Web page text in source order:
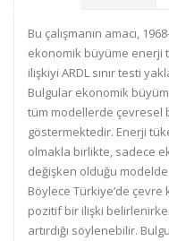
Bu çalışmanın amacı,
ekonomik büyüme enerji
ilişkiyi ARDL sınır testi
Bulgular ekonomik
tüm modellerde çevresel
göstermektedir. Enerji
olmakla birlikte, sadece
değişken olduğu
Böylece Türkiye’de
pozitif bir ilişki
artırdığı söylenebilir.